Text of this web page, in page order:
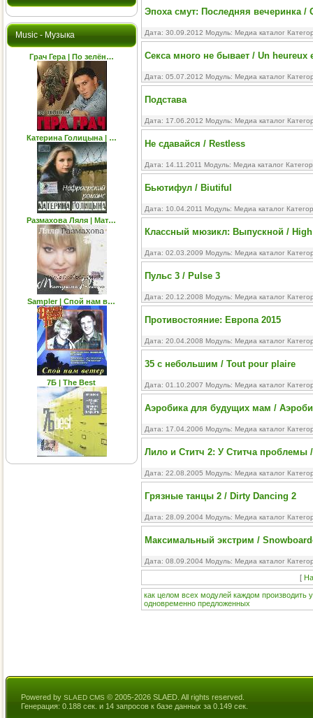
Music - Музыка
Грач Гера | По зелён…
Катерина Голицына | …
Размахова Ляля | Мат…
Sampler | Спой нам в…
7Б | The Best
Эпоха смут: Последняя вечеринка /
Дата: 30.09.2012 Модуль: Медиа каталог
Секса много не бывает / Un heureux
Дата: 05.07.2012 Модуль: Медиа каталог
Подстава
Дата: 17.06.2012 Модуль: Медиа каталог
Не сдавайся / Restless
Дата: 14.11.2011 Модуль: Медиа каталог
Бьютифул / Biutiful
Дата: 10.04.2011 Модуль: Медиа каталог
Классный мюзикл: Выпускной /
Дата: 02.03.2009 Модуль: Медиа каталог
Пульс 3 / Pulse 3
Дата: 20.12.2008 Модуль: Медиа каталог
Противостояние: Европа 2015
Дата: 20.04.2008 Модуль: Медиа каталог
35 с небольшим / Tout pour plaire
Дата: 01.10.2007 Модуль: Медиа каталог
Аэробика для будущих мам /
Дата: 17.04.2006 Модуль: Медиа каталог
Лило и Ститч 2: У Ститча проблемы
Дата: 22.08.2005 Модуль: Медиа каталог
Грязные танцы 2 / Dirty Dancing 2
Дата: 28.09.2004 Модуль: Медиа каталог
Максимальный экстрим /
Дата: 08.09.2004 Модуль: Медиа каталог
[
как целом всех модулей каждом производить
одновременно предложенных
Powered by SLAED CMS © 2005-2026 SLAED. All rights reserved.
Генерация: 0.188 сек. и 14 запросов к базе данных за 0.149 сек.